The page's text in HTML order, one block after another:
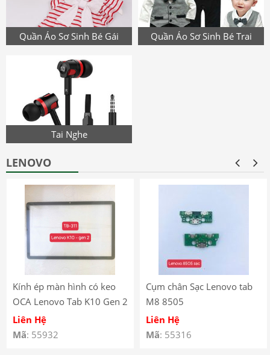
Quần Áo Sơ Sinh Bé Gái Quần Áo Sơ Sinh Bé Trai
Tai Nghe
LENOVO
Kính ép màn hình có keo
OCA Lenovo Tab K10 Gen 2
(2025) – TB-311
Liên Hệ
Mã: 55932
Cụm chân Sạc Lenovo tab
M8 8505
Liên Hệ
Mã: 55316